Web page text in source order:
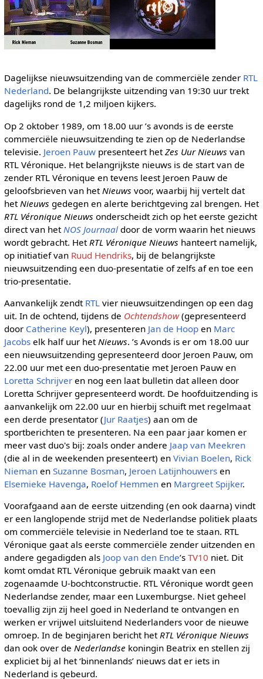
Dagelijkse nieuwsuitzending van de commerciële zender RTL
Nederland. De belangrijkste uitzending van 19:30 uur trekt
dagelijks rond de 1,2 miljoen kijkers.
Op 2 oktober 1989, om 18.00 uur ’s avonds is de eerste
commerciële nieuwsuitzending te zien op de Nederlandse
televisie. Jeroen Pauwpresenteert hetZes Uur Nieuws van
RTL Véronique. Het belangrijkste nieuws is de start van de
zender RTL Véronique en tevens leest Jeroen Pauw de
geloofsbrieven van het Nieuws voor, waarbij hij vertelt dat
het Nieuws gedegen en alerte berichtgeving zal brengen. Het
RTL Véronique Nieuws onderscheidt zich op het eerste gezicht
direct van het NOS Journaaldoor de vorm waarin het nieuws
wordt gebracht. Het RTL Véronique Nieuws hanteert namelijk,
op initiatief van Ruud Hendriks, bij de belangrijkste
nieuwsuitzending een duo-presentatie of zelfs af en toe een
trio-presentatie.
Aanvankelijk zendt RTL vier nieuwsuitzendingen op een dag
uit. In de ochtend, tijdens de Ochtendshow(gepresenteerd
door Catherine Keyl), presenteren Jan de Hoopen Marc
Jacobselk half uur het Nieuws. ’s Avonds is er om 18.00 uur
een nieuwsuitzending gepresenteerd door Jeroen Pauw, om
22.00 uur met een duo-presentatie met Jeroen Pauw en
Loretta Schrijveren nog een laat bulletin dat alleen door
Loretta Schrijver gepresenteerd wordt. De hoofduitzending is
aanvankelijk om 22.00 uur en hierbij schuift met regelmaat
een derde presentator (Jur Raatjes) aan om de
sportberichten te presenteren. Na een paar jaar komen er
meer vast duo's bij: zoals onder andere Jaap van Meekren
(die al in de weekenden presenteert) en Vivian Boelen, Rick
Niemanen Suzanne Bosman, Jeroen Latijnhouwersen
Elsemieke Havenga, Roelof Hemmenen Margreet Spijker.
Voorafgaand aan de eerste uitzending (en ook daarna) vindt
er een langlopende strijd met de Nederlandse politiek plaats
om commerciële televisie in Nederland toe te staan. RTL
Véronique gaat als eerste commerciële zender uitzenden en
andere gegadigden als Joop van den Ende’s TV10 niet. Dit
komt omdat RTL Véronique gebruik maakt van een
zogenaamde U-bochtconstructie. RTL Véronique wordt geen
Nederlandse zender, maar een Luxemburgse. Niet geheel
toevallig zijn zij heel goed in Nederland te ontvangen en
werken er vrijwel uitsluitend Nederlanders voor de nieuwe
omroep. In de beginjaren bericht het RTL Véronique Nieuws
dan ook over de Nederlandse koningin Beatrix en stellen zij
expliciet bij al het ‘binnenlands’ nieuws dat er iets in
Nederland is gebeurd.